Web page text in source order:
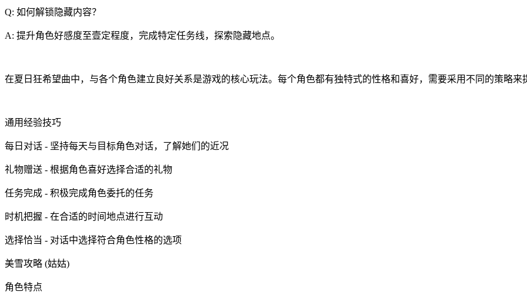
Q: 如何解锁隐藏内容？
A: 提升角色好感度至壹定程度，完成特定任务线，探索隐藏地点。
在夏日狂希望曲中，与各个角色建立良好关系是游戏的核心玩法。每个角色都有独特式的性格和喜好，需要采用不同的策略来
通用经验技巧
每日对话 - 坚持每天与目标角色对话，了解她们的近况
礼物赠送 - 根据角色喜好选择合适的礼物
任务完成 - 积极完成角色委托的任务
时机把握 - 在合适的时间地点进行互动
选择恰当 - 对话中选择符合角色性格的选项
美雪攻略 (姑姑)
角色特点